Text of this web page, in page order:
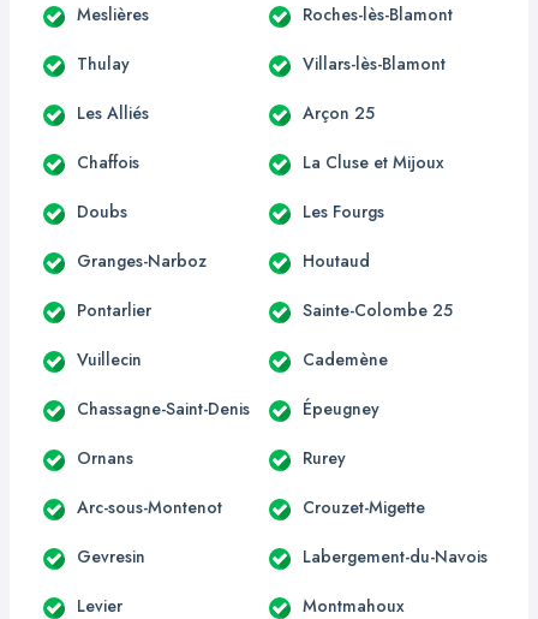
Meslières Roches-lès-Blamont
Thulay Villars-lès-Blamont
Les Alliés Arçon 25
Chaffois La Cluse et Mijoux
Doubs Les Fourgs
Granges-Narboz Houtaud
Pontarlier Sainte-Colombe 25
Vuillecin Cademène
Chassagne-Saint-Denis Épeugney
Ornans Rurey
Arc-sous-Montenot Crouzet-Migette
Gevresin Labergement-du-Navois
Levier Montmahoux